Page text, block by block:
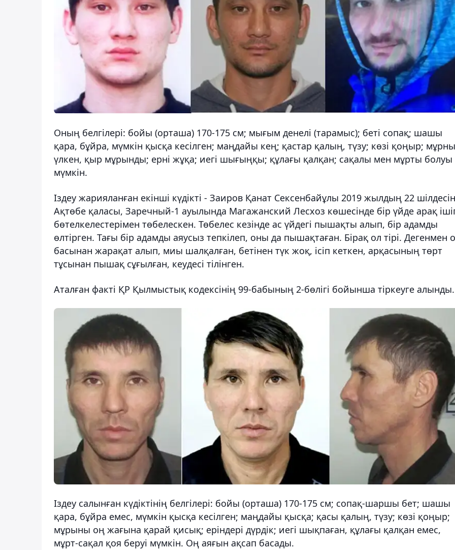
Оның белгілері: бойы (орташа) 170-175 см; мығым денелі (тарамыс); беті сопақ; шашы
қара, бұйра, мүмкін қысқа кесілген; маңдайы кең; қастар қалың, түзу; көзі қоңыр; мұрны
үлкен, қыр мұрынды; ерні жұқа; иегі шығыңқы; құлағы қалқан; сақалы мен мұрты болуы
мүмкін.
Іздеу жарияланған екінші күдікті - Заиров Қанат Сексенбайұлы 2019 жылдың 22
Ақтөбе қаласы, Заречный-1 ауылында Магажанский Лесхоз көшесінде бір үйде арақ
бөтелкелестерімен төбелескен. Төбелес кезінде ас үйдегі пышақты алып, бір адамды
өлтірген. Тағы бір адамды аяусыз тепкілеп, оны да пышақтаған. Бірақ ол тірі. Дегенмен
басынан жарақат алып, миы шалқалған, бетінен түк жоқ, ісіп кеткен, арқасының төрт
тұсынан пышақ сұғылған, кеудесі тілінген.
Аталған факті ҚР Қылмыстық кодексінің 99-бабының 2-бөлігі бойынша тіркеуге алынды.
Іздеу салынған күдіктінің белгілері: бойы (орташа) 170-175 см; сопақ-шаршы бет; шашы
қара, бұйра емес, мүмкін қысқа кесілген; маңдайы қысқа; қасы қалың, түзу; көзі қоңыр;
мұрыны оң жағына қарай қисық; еріндері дүрдік; иегі шықпаған, құлағы қалқан емес,
мұрт-сақал қоя беруі мүмкін. Оң аяғын ақсап басады.